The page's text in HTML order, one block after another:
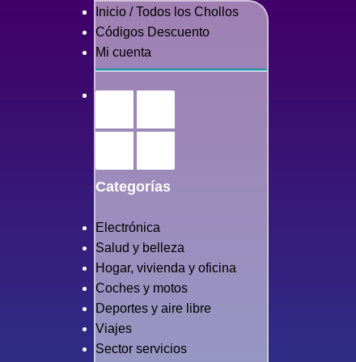
Inicio / Todos los Chollos
Códigos Descuento
Mi cuenta
Categorías
Electrónica
Salud y belleza
Hogar, vivienda y oficina
Coches y motos
Deportes y aire libre
Viajes
Sector servicios